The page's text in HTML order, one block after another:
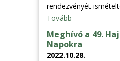
rendezvényét
Tovább
Meghívó a 49.
Napokra
2022.10.28.